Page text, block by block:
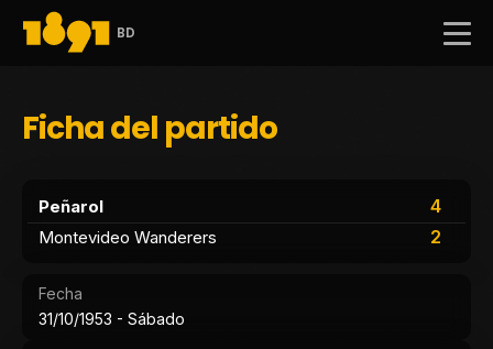
BD
Ficha del partido
Peñarol
4
2
Montevideo Wanderers
Fecha
31/10/1953 - Sábado